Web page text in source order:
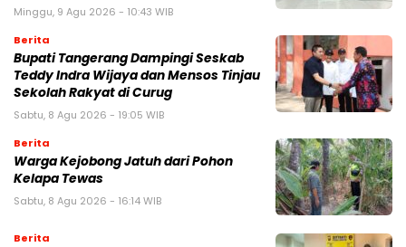
Minggu, 9 Agu 2026 - 10:43 WIB
Berita
Bupati Tangerang Dampingi Seskab
Teddy Indra Wijaya dan Mensos Tinjau
Sekolah Rakyat di Curug
Sabtu, 8 Agu 2026 - 19:05 WIB
Berita
Warga Kejobong Jatuh dari Pohon
Kelapa Tewas
Sabtu, 8 Agu 2026 - 16:14 WIB
Berita